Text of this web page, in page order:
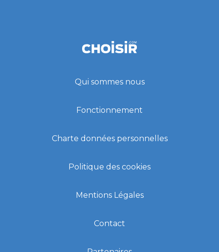
Qui sommes nous
Fonctionnement
Charte données personnelles
Politique des cookies
Mentions Légales
Contact